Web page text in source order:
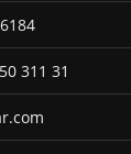
311 31